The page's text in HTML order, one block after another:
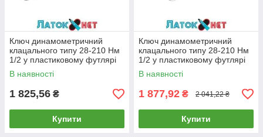
Ключ динамометричний
клацального типу 28-210 Нм
1/2 у пластиковому футлярі
F-6474470T Forsage
В наявності
1 825,56 ₴
Купити
Ключ динамометричний
клацального типу 28-210 Нм
1/2 у пластиковому футлярі
RF-6474470 Rock Force
В наявності
1 877,92 ₴ 2 041,22 ₴
Купити